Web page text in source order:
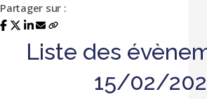
Partager sur :
Liste des
15/02/